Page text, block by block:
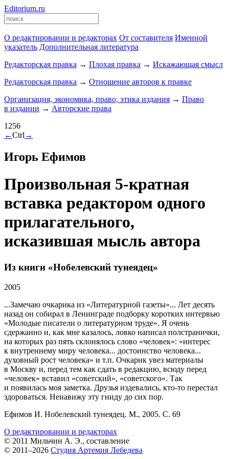
Editorium.ru
О редактировании и редакторах От составителя Именной
указатель Дополнительная литература
Редакторская правка → Плохая правка → Искажающая смысл
Редакторская правка → Отношение авторов к правке
Организация, экономика, право, этика издания → Право
в издании → Авторские права
1256
←Ctrl →
Игорь Ефимов
Произвольная 5-кратная
вставка редактором одного
прилагательного,
исказившая мысль автора
Из книги «Нобелевский тунеядец»
2005
...Замечаю очкарика из «Литературной газеты»... Лет десять
назад он собирал в Ленинграде подборку коротких интервью
«Молодые писатели о литературном труде». Я очень
сдержанно и, как мне казалось, ловко написал полстранички,
на которых раз пять склонялось слово «человек»: «интерес
к внутреннему миру человека... достоинство человека...
духовный рост человека» и т.п. Очкарик увез материалы
в Москву и, перед тем как сдать в редакцию, всюду перед
«человек» вставил «советский», «советского». Так
и появилась моя заметка. Друзья издевались, кто-то перестал
здороваться. Ненавижу эту гниду до сих пор.
Ефимов И. Нобелевский тунеядец. М., 2005. С. 69
О редактировании и редакторах
© 2011 Мильчин А. Э., составление
© 2011–2026 Студия Артемия Лебедева